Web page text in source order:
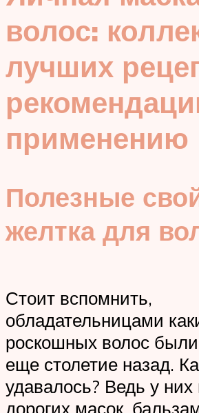
волос:
лучших
применению
Полезные
желтка для
Стоит вспомнить,
обладательницами
роскошных волос
еще столетие назад.
удавалось? Ведь у
дорогих масок,